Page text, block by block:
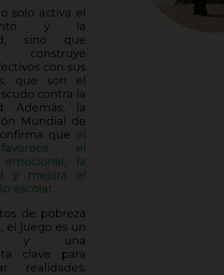
solo activa el
y la
sino que
construye
con sus
que son el
contra la
Además, la
Mundial de
que el
el
la
y mejora el
escolar.
de pobreza
el juego es un
y una
clave para
realidades.